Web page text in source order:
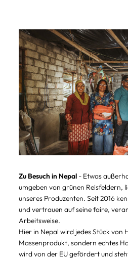
Zu Besuch in Nepal - Etwas
umgeben von grünen Reisfeldern,
unseres Produzenten. Seit 2016
und vertrauen auf seine faire,
Arbeitsweise.
Hier in Nepal wird jedes Stück von
Massenprodukt, sondern echtes
wird von der EU gefördert und